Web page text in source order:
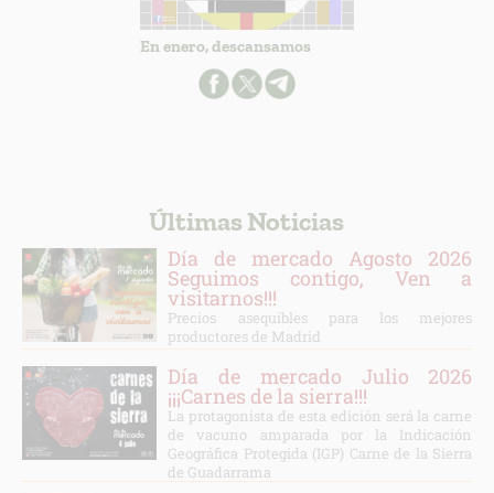
En enero, descansamos
Últimas Noticias
Día de mercado Agosto 2026
Seguimos contigo, Ven a
visitarnos!!!
Precios asequibles para los mejores
productores de Madrid
Día de mercado Julio 2026
¡¡¡Carnes de la sierra!!!
La protagonista de esta edición será la carne
de vacuno amparada por la Indicación
Geográfica Protegida (IGP) Carne de la Sierra
de Guadarrama